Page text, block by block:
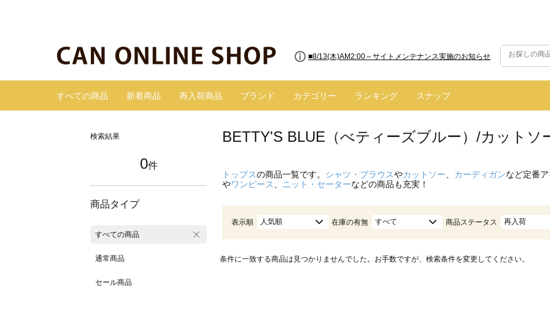
■8/13(木)AM2:00～サイトメンテナンス実施のお知らせ
すべての商品 新着商品 再入荷商品 ブランド カテゴリー ランキング スナップ
検索結果
0件
商品タイプ
すべての商品
通常商品
セール商品
BETTY'S BLUE（べティーズブルー）/カットソ
トップスの商品一覧です。 シャツ・ブラウスやカットソー カーディガンなど定番
やワンピース ニット・セーターなどの商品も充実！
表示順 人気順 在庫の有無 すべて 商品ステータス 再入荷
条件に一致する商品は見つかりませんでした。お手数ですが、検索条件を変更してください。